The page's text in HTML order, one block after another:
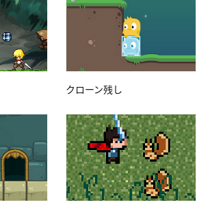
クローン残し